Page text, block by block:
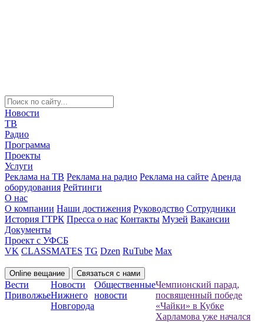
Новости
ТВ
Радио
Программа
Проекты
Услуги
Реклама на ТВ Реклама на радио Реклама на сайте Аренда
оборудования Рейтинги
О нас
О компании Наши достижения Руководство Сотрудники
История ГТРК Пресса о нас Контакты Музей Вакансии
Документы
Проект с УФСБ
VK CLASSMATES TG Dzen RuTube Max
Online вещание Связаться с нами
Вести
Приволжье
Новости
Нижнего
Новгорода
Общественные
новости
Чемпионский парад,
посвященный победе
«Чайки» в Кубке
Харламова уже начался